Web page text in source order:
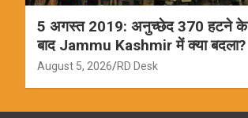
5 अगस्त 2019: अनुच्छेद 370 हटने के
बाद Jammu Kashmir में क्या बदला?
August 5, 2026 RD Desk